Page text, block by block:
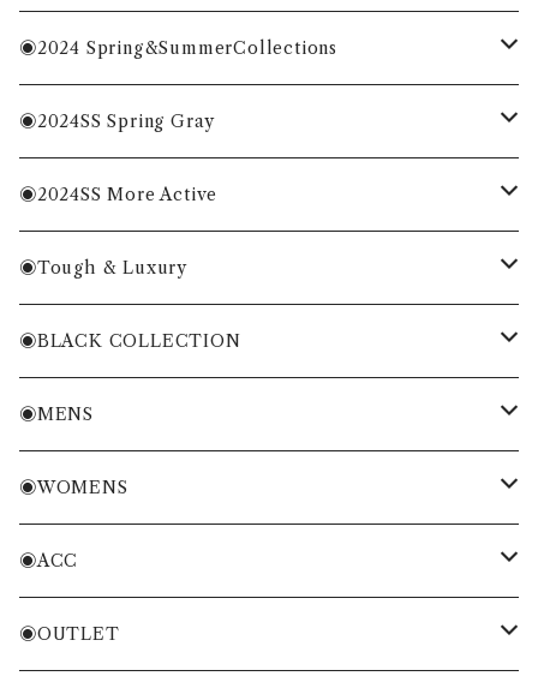
◉2024 Spring&SummerCollections
MENS
WOMENS
ACC
◉2024SS Spring Gray
MENS
WOMENS
◉2024SS More Active
MENS
WOMENS
ACC
◉Tough & Luxury
・Cordura Eco Collection
・More Classical & Fashionable
◉BLACK COLLECTION
・VESSEL×ZOY
◉MENS
シャツ・ポロシャツ
Tシャツ・トレーナー
ニット・ニットベスト
◉WOMENS
シャツ・ポロシャツ
Tシャツ・トレーナー
◉ACC
バッグ
◉OUTLET